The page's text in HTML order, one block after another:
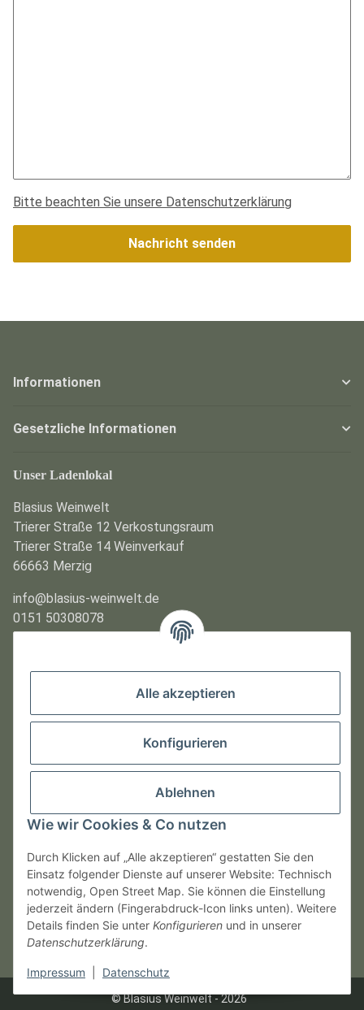
Alle akzeptieren
Konfigurieren
Ablehnen
Wie wir Cookies & Co nutzen
Durch Klicken auf „Alle akzeptieren“ gestatten Sie den
Einsatz folgender Dienste auf unserer Website: Technisch
notwendig, Open Street Map. Sie können die Einstellung
jederzeit ändern (Fingerabdruck-Icon links unten). Weitere
Details finden Sie unter Konfigurieren und in unserer
Datenschutzerklärung.
Impressum Datenschutz
Bitte beachten Sie unsere Datenschutzerklärung
Nachricht senden
Informationen
Gesetzliche Informationen
Unser Ladenlokal
Blasius Weinwelt
Trierer Straße 12 Verkostungsraum
Trierer Straße 14 Weinverkauf
66663 Merzig
info@blasius-weinwelt.de
0151 50308078
Montag und Dienstag
Mittwoch bis Freitag und Sonntag
Samstag
Vertrag widerrufen
© Blasius Weinwelt - 2026